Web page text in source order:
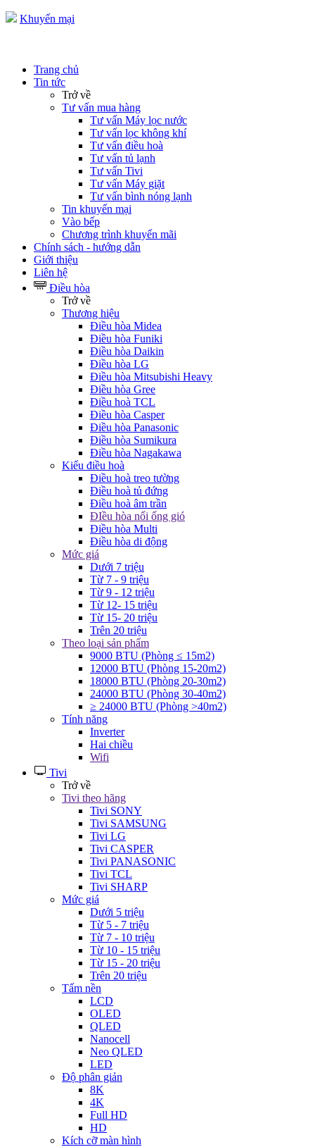
Khuyến mại
Trang chủ
Tin tức
Trở về
Tư vấn mua hàng
Tư vấn Máy lọc nước
Tư vấn lọc không khí
Tư vấn điều hoà
Tư vấn tủ lạnh
Tư vấn Tivi
Tư vấn Máy giặt
Tư vấn bình nóng lạnh
Tin khuyến mại
Vào bếp
Chương trình khuyến mãi
Chính sách - hướng dẫn
Giới thiệu
Liên hệ
Điều hòa
Trở về
Thương hiệu
Điều hòa Midea
Điều hòa Funiki
Điều hòa Daikin
Điều hòa LG
Điều hòa Mitsubishi Heavy
Điều hòa Gree
Điều hoà TCL
Điều hòa Casper
Điều hòa Panasonic
Điều hòa Sumikura
Điều hòa Nagakawa
Kiểu điều hoà
Điều hoà treo tường
Điều hoà tủ đứng
Điều hoà âm trần
ĐIều hòa nối ống gió
Điều hòa Multi
Điều hòa di động
Mức giá
Dưới 7 triệu
Từ 7 - 9 triệu
Từ 9 - 12 triệu
Từ 12- 15 triệu
Từ 15- 20 triệu
Trên 20 triệu
Theo loại sản phẩm
9000 BTU (Phòng ≤ 15m2)
12000 BTU (Phòng 15-20m2)
18000 BTU (Phòng 20-30m2)
24000 BTU (Phòng 30-40m2)
≥ 24000 BTU (Phòng >40m2)
Tính năng
Inverter
Hai chiều
Wifi
Tivi
Trở về
Tivi theo hãng
Tivi SONY
Tivi SAMSUNG
Tivi LG
Tivi CASPER
Tivi PANASONIC
Tivi TCL
Tivi SHARP
Mức giá
Dưới 5 triệu
Từ 5 - 7 triệu
Từ 7 - 10 triệu
Từ 10 - 15 triệu
Từ 15 - 20 triệu
Trên 20 triệu
Tấm nền
LCD
OLED
QLED
Nanocell
Neo QLED
LED
Độ phân giản
8K
4K
Full HD
HD
Kích cỡ màn hình